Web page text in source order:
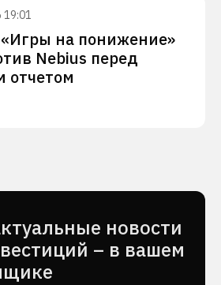
19:01
на понижение»
Nebius перед
отчетом
новости
– в вашем